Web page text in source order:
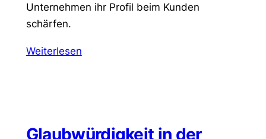
Unternehmen ihr Profil beim Kunden
schärfen.
Weiterlesen
Glaubwürdigkeit in der